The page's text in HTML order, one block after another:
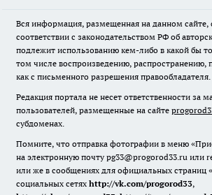
Вся информация, размещенная на данном сайте,
соответствии с законодательством РФ об
подлежит использованию кем-либо в какой бы
том числе воспроизведению, распространению,
как с письменного разрешения правообладателя.
Редакция портала не несет ответственности за
пользователей, размещенные на сайте
субдоменах.
Помните, что отправка фотографии в меню
на электронную почту pg33@progorod33.ru или
или же в сообщениях для официальных страниц
социальных сетях http://vk.com/progorod33,